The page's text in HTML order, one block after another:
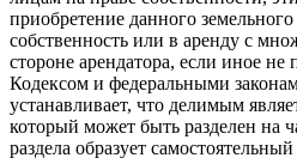
приобретение данного
собственность или в аренду с
стороне арендатора, если иное
Кодексом и федеральными
устанавливает, что делимым
который может быть разделен на
раздела образует